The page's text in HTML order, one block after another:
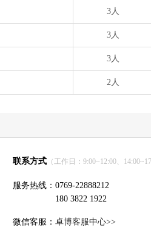
3人
3人
3人
2人
联系方式 （工作日：9:00~12:00、
服务热线：0769-22888212
180 3822 1922
微信客服： 卓博客服中心>>